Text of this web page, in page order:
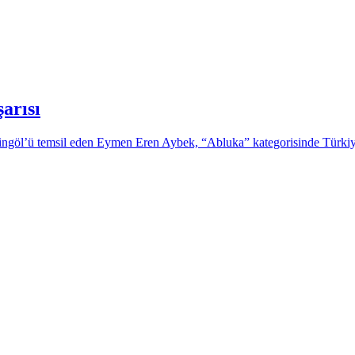
temsil eden Eymen Eren Aybek, “Abluka” kategorisinde